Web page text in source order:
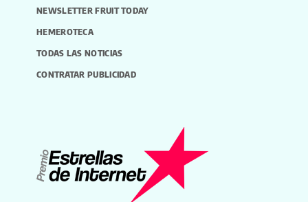
NEWSLETTER FRUIT TODAY
HEMEROTECA
TODAS LAS NOTICIAS
CONTRATAR PUBLICIDAD